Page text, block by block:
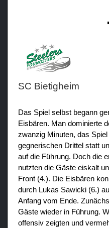
SC Bietigheim
Das Spiel selbst begann
Eisbären. Man dominierte
zwanzig Minuten, das
gegnerischen Drittel statt
auf die Führung. Doch die
nutzten die Gäste eiskalt
Front (4.). Die Eisbären
durch Lukas Sawicki (6.)
Anfang vom Ende.
Gäste wieder in Führung.
offensiv zeigten und